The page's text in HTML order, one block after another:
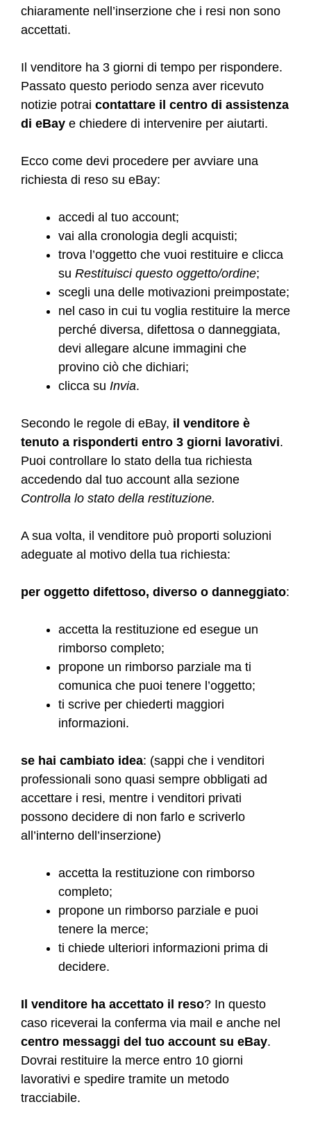
chiaramente nell’inserzione che i resi non sono
accettati.
Il venditore ha 3 giorni di tempo per rispondere.
Passato questo periodo senza aver ricevuto
notizie potrai contattare il centro di assistenza
di eBay e chiedere di intervenire per aiutarti.
Ecco come devi procedere per avviare una
richiesta di reso su eBay:
accedi al tuo account;
vai alla cronologia degli acquisti;
trova l’oggetto che vuoi restituire e clicca
su Restituisci questo oggetto/ordine;
scegli una delle motivazioni preimpostate;
nel caso in cui tu voglia restituire la merce
perché diversa, difettosa o danneggiata,
devi allegare alcune immagini che
provino ciò che dichiari;
clicca su Invia.
Secondo le regole di eBay, il venditore è
tenuto a risponderti entro 3 giorni lavorativi.
Puoi controllare lo stato della tua richiesta
accedendo dal tuo account alla sezione
Controlla lo stato della restituzione.
A sua volta, il venditore può proporti soluzioni
adeguate al motivo della tua richiesta:
per oggetto difettoso, diverso o danneggiato:
accetta la restituzione ed esegue un
rimborso completo;
propone un rimborso parziale ma ti
comunica che puoi tenere l’oggetto;
ti scrive per chiederti maggiori
informazioni.
se hai cambiato idea: (sappi che i venditori
professionali sono quasi sempre obbligati ad
accettare i resi, mentre i venditori privati
possono decidere di non farlo e scriverlo
all’interno dell’inserzione)
accetta la restituzione con rimborso
completo;
propone un rimborso parziale e puoi
tenere la merce;
ti chiede ulteriori informazioni prima di
decidere.
Il venditore ha accettato il reso? In questo
caso riceverai la conferma via mail e anche nel
centro messaggi del tuo account su eBay.
Dovrai restituire la merce entro 10 giorni
lavorativi e spedire tramite un metodo
tracciabile.